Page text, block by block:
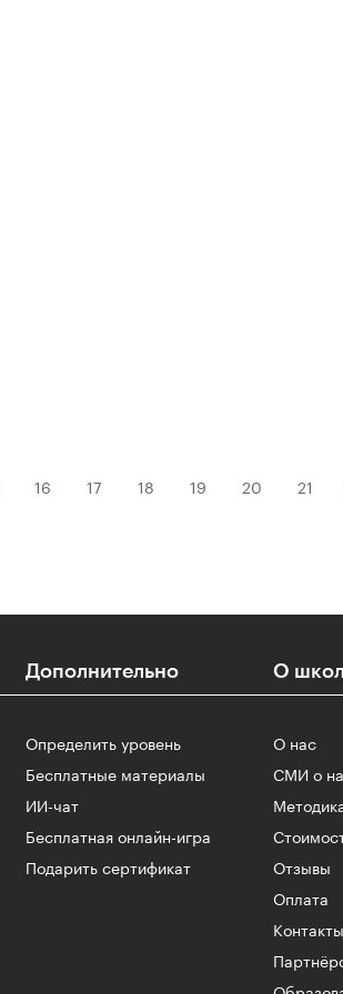
16 17 18 19 20 21
Дополнительно
Определить уровень
Бесплатные материалы
ИИ-чат
Бесплатная онлайн-игра
Подарить сертификат
О
О нас
СМИ о
Отзывы
Оплата
Контакты